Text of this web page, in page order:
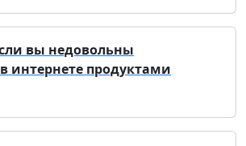
вы недовольны
интернете продуктами